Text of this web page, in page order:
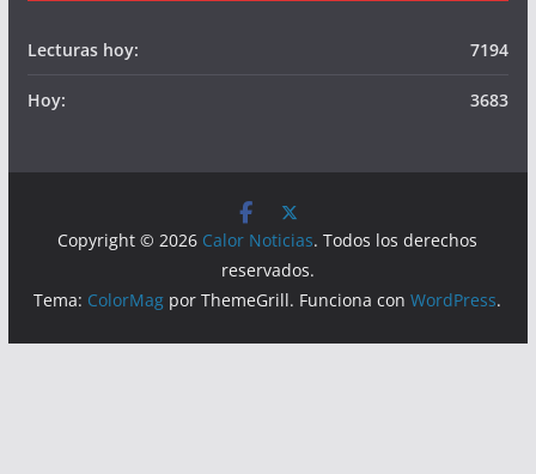
7194
Lecturas hoy:
3683
Hoy:
Copyright © 2026 Calor Noticias. Todos los derechos
reservados.
Tema: ColorMag por ThemeGrill. Funciona conWordPress.